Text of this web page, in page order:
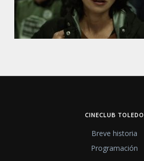
CINECLUB TOLEDO
Breve historia
Programación